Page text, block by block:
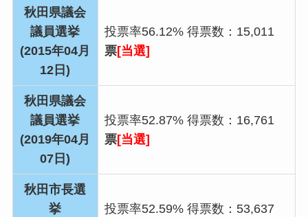
秋田県議会
議員選挙
(2015年04月
12日)
投票率56.12% 得票数： 15,011
票[当選]
秋田県議会
議員選挙
(2019年04月
07日)
投票率52.87% 得票数： 16,761
票[当選]
秋田市長選
挙
投票率52.59% 得票数： 53,637